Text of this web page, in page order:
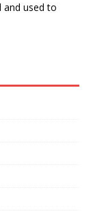
and used to